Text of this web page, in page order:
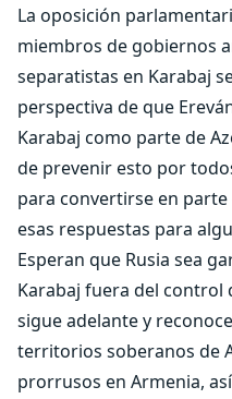
La oposición
miembros de gobiernos
separatistas en Karabaj
perspectiva de que
Karabaj como parte de
de prevenir esto por
para convertirse en
esas respuestas para
Esperan que Rusia sea
Karabaj fuera del control
sigue adelante y
territorios soberanos de
prorrusos en Armenia,